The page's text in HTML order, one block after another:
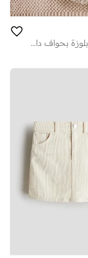
مجموعة من بلوزة بحواف دانتيل وتنورة تول كشكش